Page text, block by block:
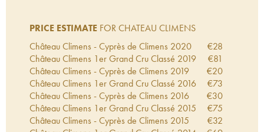
PRICE ESTIMATE FOR CHATEAU CLIMENS
Château Climens - Cyprès de Climens 2020 €28
Château Climens 1er Grand Cru Classé 2019 €81
Château Climens - Cyprès de Climens 2019 €20
Château Climens 1er Grand Cru Classé 2016 €73
Château Climens - Cyprès de Climens 2016 €30
Château Climens 1er Grand Cru Classé 2015 €75
Château Climens - Cyprès de Climens 2015 €32